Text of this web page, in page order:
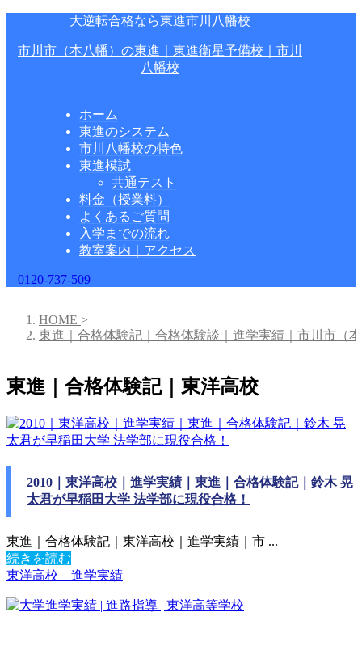
大逆転合格なら東進市川八幡校
市川市（本八幡）の東進｜東進衛星予備校｜市川
八幡校
ホーム
東進のシステム
市川八幡校の特色
東進模試
共通テスト
料金（授業料）
よくあるご質問
入学までの流れ
教室案内｜アクセス
0120-737-509
HOME >
東進｜合格体験記｜合格体験談｜進学実績｜市川市（
東進｜合格体験記｜東洋高校
2010｜東洋高校｜進学実績｜東進｜合格体験記｜鈴木 晃
太君が早稲田大学 法学部に現役合格！
東進｜合格体験記｜東洋高校｜進学実績｜市 ...
続きを読む
東洋高校 進学実績